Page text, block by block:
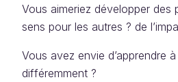
Vous aimeriez développer des
sens pour les autres ? de
Vous avez envie d’apprendre
différemment ?